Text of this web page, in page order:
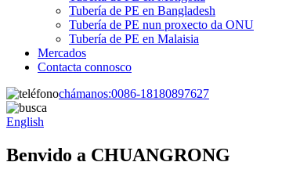
Tubería de PE en Bangladesh
Tubería de PE nun proxecto da ONU
Tubería de PE en Malaisia
Mercados
Contacta connosco
chámanos:0086-18180897627
English
Benvido a CHUANGRONG